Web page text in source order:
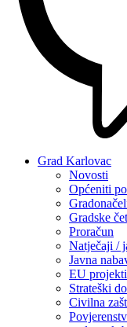
Grad Karlovac
Novosti
Općeniti
Gradske
Proračun
Natječaji /
Javna
EU projekti
Strateški
Civilna